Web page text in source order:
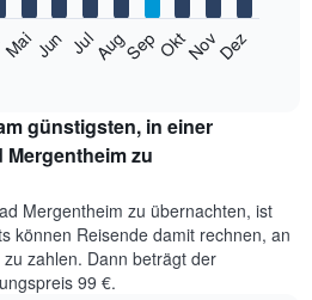
MaiJun JulAugSep OktNovDez
günstigsten, in einer
zu
Mergentheim zu übernachten, ist
können Reisende damit rechnen, an
zahlen. Dann beträgt der
99 €.